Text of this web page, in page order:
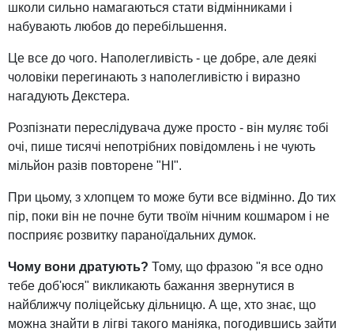
школи сильно намагаються стати відмінниками і
набувають любов до перебільшення.
Це все до чого. Наполегливість - це добре, але деякі
чоловіки перегинають з наполегливістю і виразно
нагадують Декстера.
Розпізнати переслідувача дуже просто - він муляє тобі
очі, пише тисячі непотрібних повідомлень і не чують
мільйон разів повторене "НІ".
При цьому, з хлопцем то може бути все відмінно. До тих
пір, поки він не почне бути твоїм нічним кошмаром і не
посприяє розвитку параноїдальних думок.
Чому вони дратують? Тому, що фразою "я все одно
тебе доб'юся" викликають бажання звернутися в
найближчу поліцейську дільницю. А ще, хто знає, що
можна знайти в лігві такого маніяка, погодившись зайти